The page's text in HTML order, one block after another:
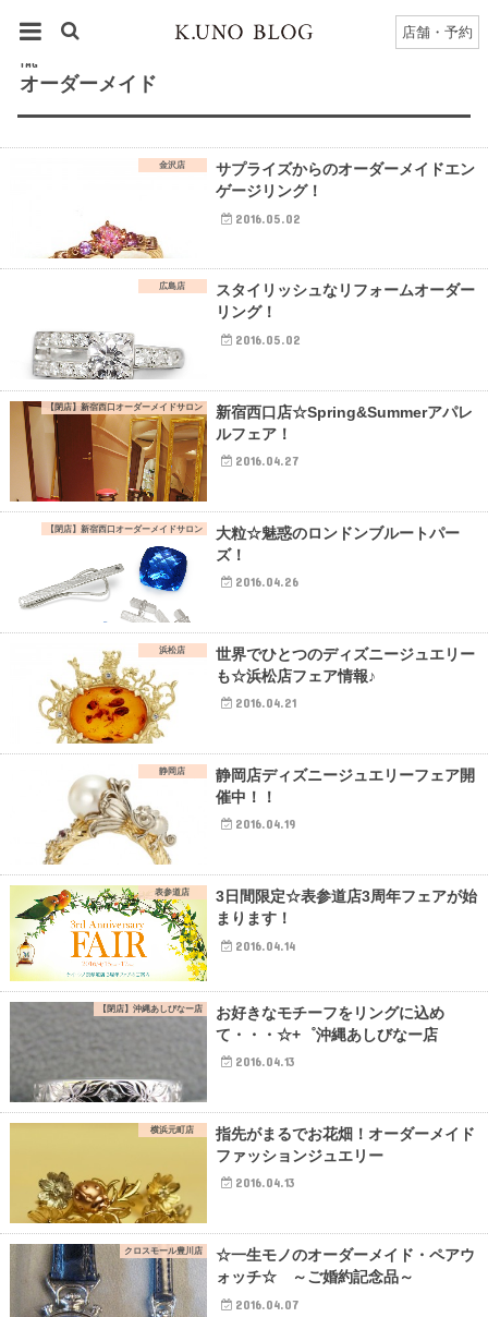
店舗・予約
TAG
オーダーメイド
金沢店
サプライズからのオーダーメイドエン
ゲージリング！
2016.05.02
広島店
スタイリッシュなリフォームオーダー
リング！
2016.05.02
【閉店】新宿西口オーダーメイドサロン
新宿西口店☆Spring&Summerアパレ
ルフェア！
2016.04.27
【閉店】新宿西口オーダーメイドサロン
大粒☆魅惑のロンドンブルートパー
ズ！
2016.04.26
浜松店
世界でひとつのディズニージュエリー
も☆浜松店フェア情報♪
2016.04.21
静岡店
静岡店ディズニージュエリーフェア開
催中！！
2016.04.19
表参道店
3日間限定☆表参道店3周年フェアが始
まります！
2016.04.14
【閉店】沖縄あしびなー店
お好きなモチーフをリングに込め
て・・・☆+゜沖縄あしびなー店
2016.04.13
横浜元町店
指先がまるでお花畑！オーダーメイド
ファッションジュエリー
2016.04.13
クロスモール豊川店
☆一生モノのオーダーメイド・ペアウ
ォッチ☆ ～ご婚約記念品～
2016.04.07